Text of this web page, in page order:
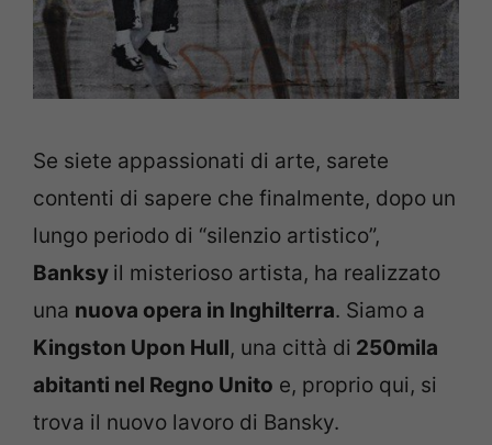
Se siete appassionati di arte, sarete
contenti di sapere che finalmente, dopo un
lungo periodo di “silenzio artistico”,
Banksy il misterioso artista, ha realizzato
una nuova opera in Inghilterra. Siamo a
Kingston Upon Hull, una città di 250mila
abitanti nel Regno Unito e, proprio qui, si
trova il nuovo lavoro di Bansky.